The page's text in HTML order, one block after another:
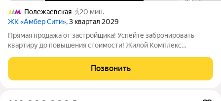
Полежаевская
20 мин.
ЖК «Амбер Сити», 3 квартал 2029
Прямая продажа от застройщика! Успейте забронировать
квартиру до повышения стоимости! Жилой Комплекс
площадью 88.9 кв.м. на 8-м этаже 40 этажного здания. Без
отделки. - Мастер-зона с санузлом и
Позвонить